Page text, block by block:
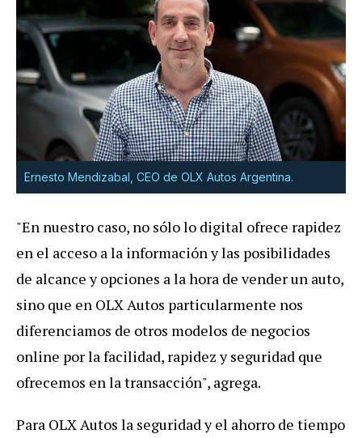
Ernesto Mendizabal, CEO de OLX Autos Argentina.
"En nuestro caso, no sólo lo digital ofrece rapidez
en el acceso a la información y las posibilidades
de alcance y opciones a la hora de vender un auto,
sino que en OLX Autos particularmente nos
diferenciamos de otros modelos de negocios
online por la facilidad, rapidez y seguridad que
ofrecemos en la transacción", agrega.
Para OLX Autos la seguridad y el ahorro de tiempo